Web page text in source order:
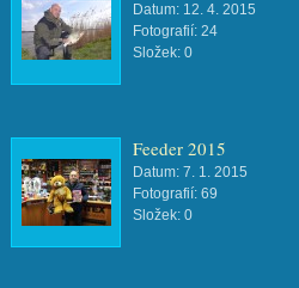
Datum: 12. 4. 2015
Fotografií: 24
Složek: 0
Feeder 2015
Datum: 7. 1. 2015
Fotografií: 69
Složek: 0